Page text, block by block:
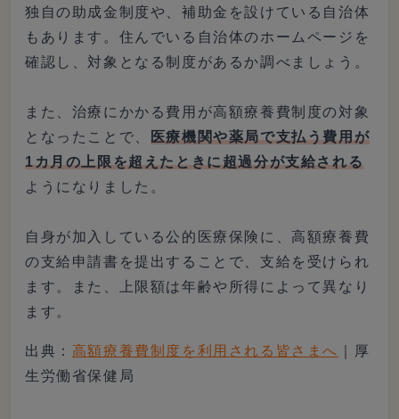
独自の助成金制度や、補助金を設けている自治体
もあります。住んでいる自治体のホームページを
確認し、対象となる制度があるか調べましょう。
また、治療にかかる費用が高額療養費制度の対象
となったことで、 医療機関や薬局で支払う費用が
1カ月の上限を超えたときに超過分が支給される
ようになりました。
自身が加入している公的医療保険に、高額療養費
の支給申請書を提出することで、支給を受けられ
ます。また、上限額は年齢や所得によって異なり
ます。
出典： 高額療養費制度を利用される皆さまへ
｜厚
生労働省保健局